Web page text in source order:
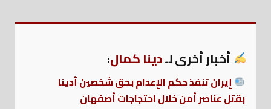
أخبار أخرى لـدينا كمال:
إيران تنفذ حكم الإعدام بحق شخصين أدينا
بقتل عناصر أمن خلال احتجاجات أصفهان